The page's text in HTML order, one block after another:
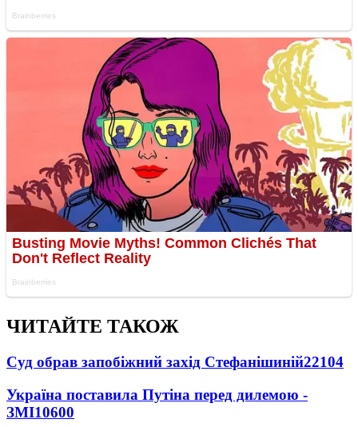
ЧИТАЙТЕ ТАКОЖ
Суд обрав запобіжний захід Стефанішиній22104
Україна поставила Путіна перед дилемою -
ЗМІ10600